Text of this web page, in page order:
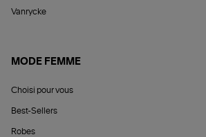
Vanrycke
MODE FEMME
Choisi pour vous
Best-Sellers
Robes